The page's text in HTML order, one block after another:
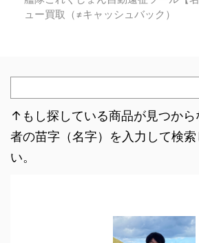
ュー買取（≠キャッシュバック）
↑もし探している商品が見つから
者の苗字（名字）を入力して検
い。